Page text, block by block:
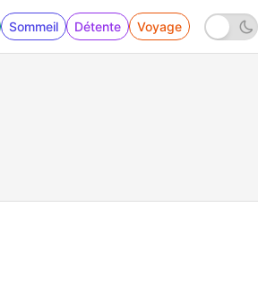
Sommeil Détente Voyage